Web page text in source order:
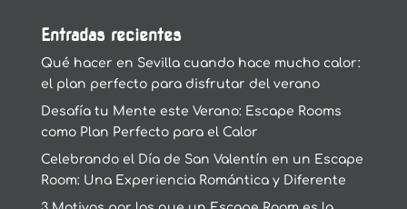
Entradas recientes
Qué hacer en Sevilla cuando hace mucho calor:
el plan perfecto para disfrutar del verano
Desafía tu Mente este Verano: Escape Rooms
como Plan Perfecto para el Calor
Celebrando el Día de San Valentín en un Escape
Room: Una Experiencia Romántica y Diferente